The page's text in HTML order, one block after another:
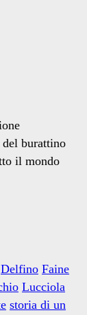
burattino
il mondo
Delfino Faine
Lucciola
storia di un